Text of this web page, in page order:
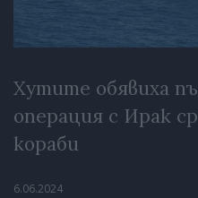
Хутите обявиха
операция с Ирак
кораби
6.06.2024